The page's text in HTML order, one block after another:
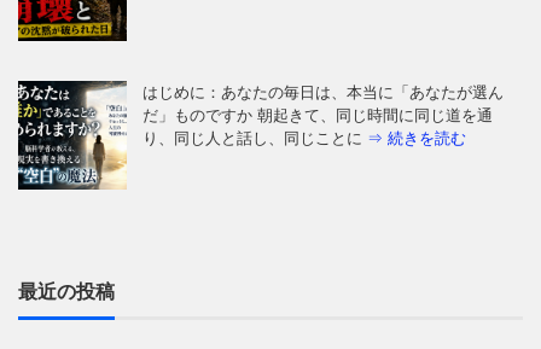
はじめに：あなたの毎日は、本当に「あなたが選ん
だ」ものですか 朝起きて、同じ時間に同じ道を通
り、同じ人と話し、同じことに ⇒ 続きを読む
最近の投稿